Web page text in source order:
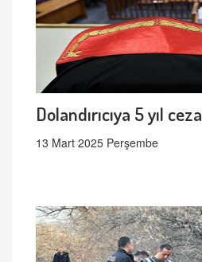
Dolandırıcıya 5 yıl ceza
13 Mart 2025 Perşembe